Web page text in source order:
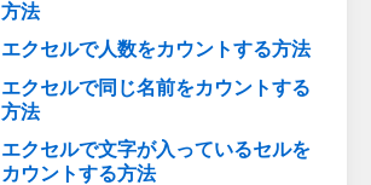
方法
エクセルで人数をカウントする方法
エクセルで同じ名前をカウントする
方法
エクセルで文字が入っているセルを
カウントする方法